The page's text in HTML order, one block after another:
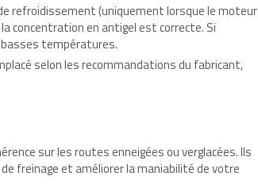
refroidissement (uniquement lorsque le moteur
concentration en antigel est correcte. Si
températures.
selon les recommandations du fabricant,
sur les routes enneigées ou verglacées. Ils
freinage et améliorer la maniabilité de votre